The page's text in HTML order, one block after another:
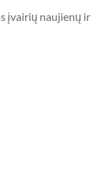
įvairių naujienų ir